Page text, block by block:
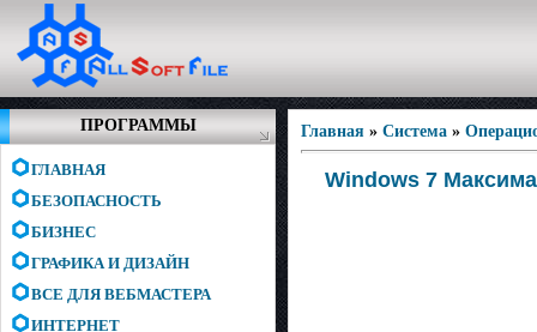
ПРОГРАММЫ
ГЛАВНАЯ
БЕЗОПАСНОСТЬ
БИЗНЕС
ГРАФИКА И ДИЗАЙН
ВСЕ ДЛЯ ВЕБМАСТЕРА
ИНТЕРНЕТ
Главная » Система »
Windows 7